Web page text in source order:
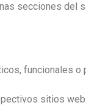
secciones del
funcionales o
sitios web.